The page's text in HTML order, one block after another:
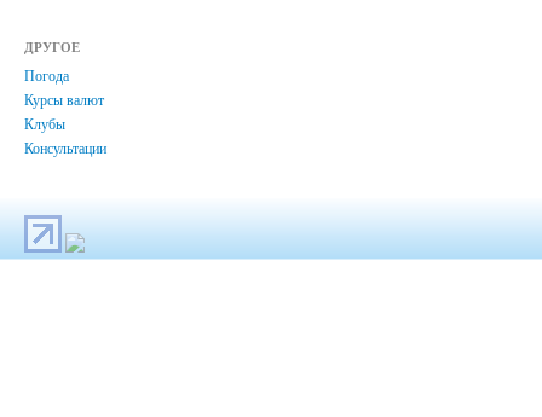
ДРУГОЕ
Погода
Курсы валют
Клубы
Консультации